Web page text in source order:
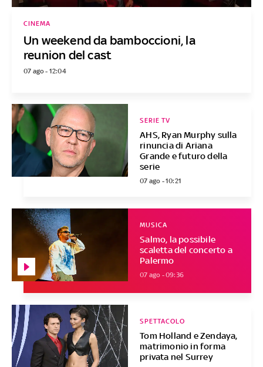
Un weekend da bamboccioni, la
reunion del cast
CINEMA
07 ago - 12:04
AHS, Ryan Murphy sulla
rinuncia di Ariana
Grande e futuro della
serie
SERIE TV
07 ago - 10:21
Salmo, la possibile
scaletta del concerto a
Palermo
MUSICA
07 ago - 09:36
Tom Holland e Zendaya,
matrimonio in forma
privata nel Surrey
SPETTACOLO